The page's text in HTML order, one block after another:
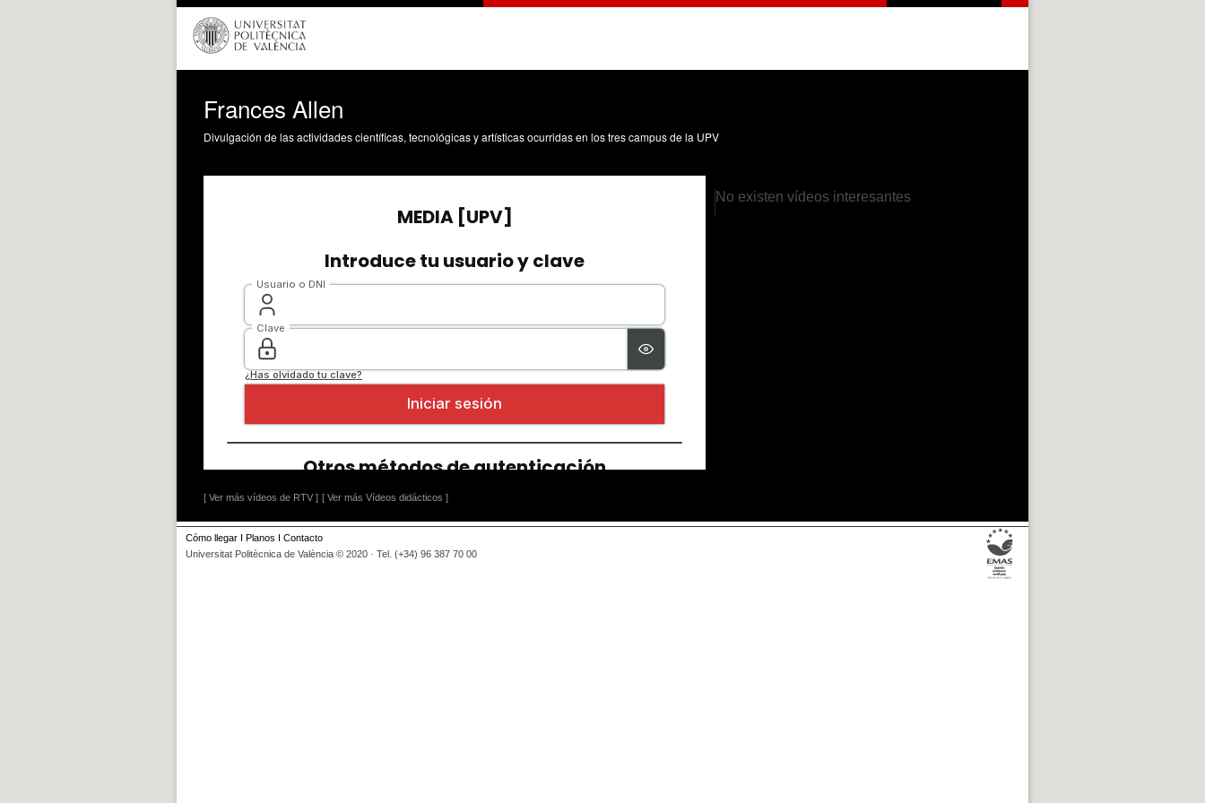
Frances Allen
Divulgación de las actividades científicas, tecnológicas y artísticas ocurridas en los tres campus de la UPV
[ Ver más vídeos de RTV ] [ Ver más Vídeos didácticos ]
No existen vídeos interesantes
Cómo llegar I Planos I Contacto
Universitat Politècnica de València © 2020 · Tel. (+34) 96 387 70 00